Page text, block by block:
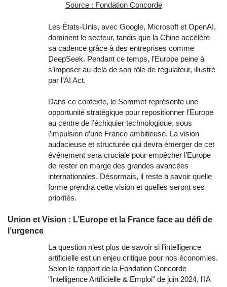
Source : Fondation Concorde
Les États-Unis, avec Google, Microsoft et OpenAI,
dominent le secteur, tandis que la Chine accélère
sa cadence grâce à des entreprises comme
DeepSeek. Pendant ce temps, l’Europe peine à
s’imposer au-delà de son rôle de régulateur, illustré
par l’AI Act.
Dans ce contexte, le Sommet représente une
opportunité stratégique pour repositionner l’Europe
au centre de l’échiquier technologique, sous
l’impulsion d’une France ambitieuse. La vision
audacieuse et structurée qui devra émerger de cet
événement sera cruciale pour empêcher l’Europe
de rester en marge des grandes avancées
internationales. Désormais, il reste à savoir quelle
forme prendra cette vision et quelles seront ses
priorités.
Union et Vision : L’Europe et la France face au défi de
l’urgence
La question n’est plus de savoir si l’intelligence
artificielle est un enjeu critique pour nos économies.
Selon le rapport de la Fondation Concorde
"Intelligence Artificielle & Emploi" de juin 2024, l'IA